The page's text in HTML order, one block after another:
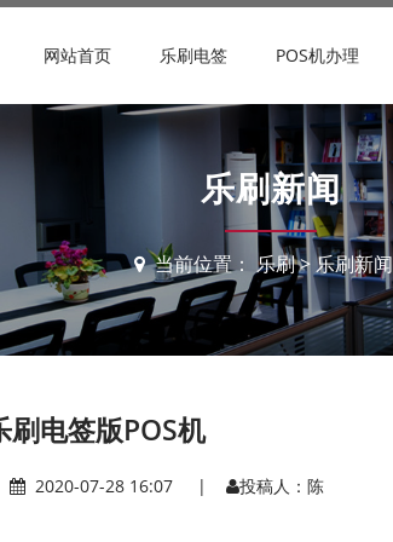
网站首页 乐刷电签 POS机办理
乐刷新闻
当前位置： 乐刷> 乐刷新闻
刷电签版POS机
2020-07-28 16:07 | 投稿人：陈